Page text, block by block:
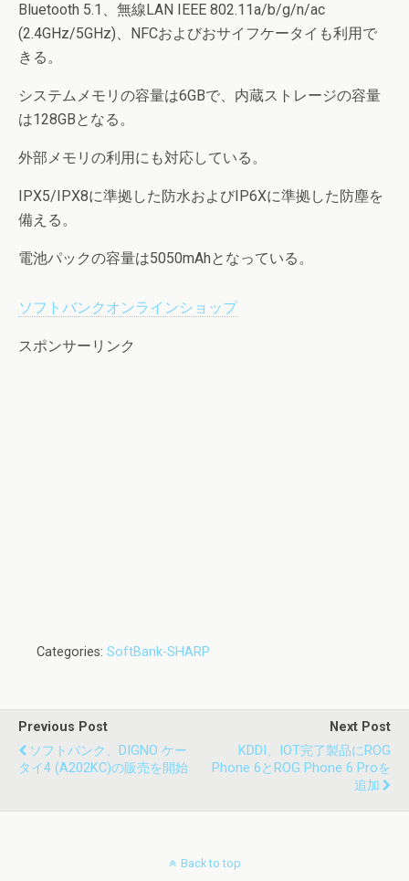
Bluetooth 5.1、無線LAN IEEE 802.11a/b/g/n/ac
(2.4GHz/5GHz)、NFCおよびおサイフケータイも利用で
きる。
システムメモリの容量は6GBで、内蔵ストレージの容量
は128GBとなる。
外部メモリの利用にも対応している。
IPX5/IPX8に準拠した防水およびIP6Xに準拠した防塵を
備える。
電池パックの容量は5050mAhとなっている。
ソフトバンクオンラインショップ
スポンサーリンク
Categories: SoftBank-SHARP
Previous Post
ソフトバンク、DIGNO ケー
タイ4 (A202KC)の販売を開始
Next Post
KDDI、IOT完了製品にROG
Phone 6とROG Phone 6 Proを
追加
Back to top